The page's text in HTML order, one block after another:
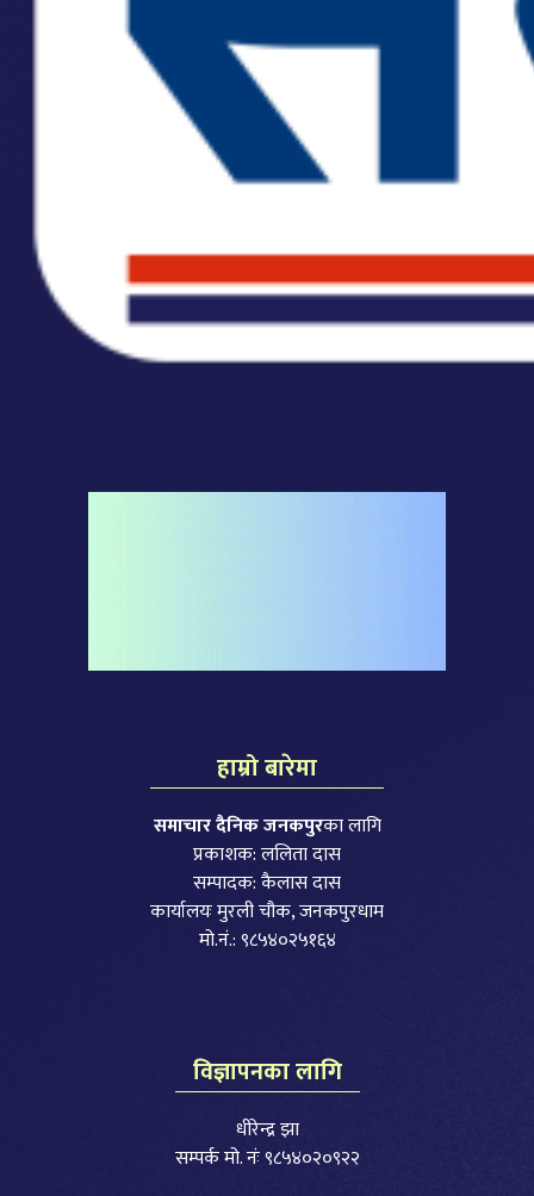
हाम्रो बारेमा
समाचार दैनिक जनकपुरका लागि
प्रकाशक: ललिता दास
सम्पादक: कैलास दास
कार्यालयः मुरली चौक, जनकपुरधाम
मो.नं.: ९८५४०२५१६४
विज्ञापनका लागि
धीरेन्द्र झा
सम्पर्क मो. नंः ९८५४०२०९२२